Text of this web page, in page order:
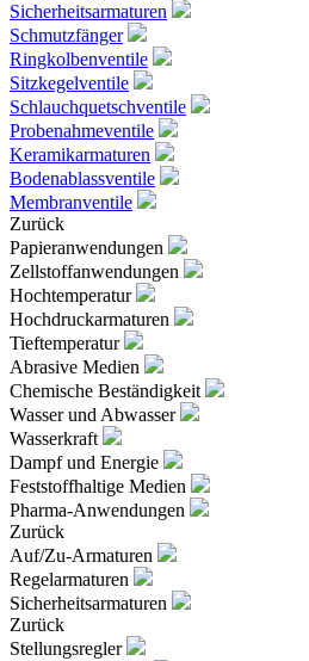
Sicherheitsarmaturen
Schmutzfänger
Ringkolbenventile
Sitzkegelventile
Schlauchquetschventile
Probenahmeventile
Keramikarmaturen
Bodenablassventile
Membranventile
Zurück
Papieranwendungen
Zellstoffanwendungen
Hochtemperatur
Hochdruckarmaturen
Tieftemperatur
Abrasive Medien
Chemische Beständigkeit
Wasser und Abwasser
Wasserkraft
Dampf und Energie
Feststoffhaltige Medien
Pharma-Anwendungen
Zurück
Auf/Zu-Armaturen
Regelarmaturen
Sicherheitsarmaturen
Zurück
Stellungsregler